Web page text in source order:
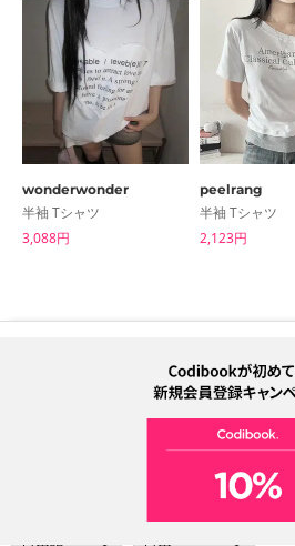
wonderwonder
半袖 Tシャツ
3,088円
peelrang
半袖 Tシャツ
2,123円
電話番号：05068838012 (月-金 1PM ~ 5PM)
電子メールアドレス：help@codibook.net
所在地：A-301, 114, Gasan digital 2-ro,